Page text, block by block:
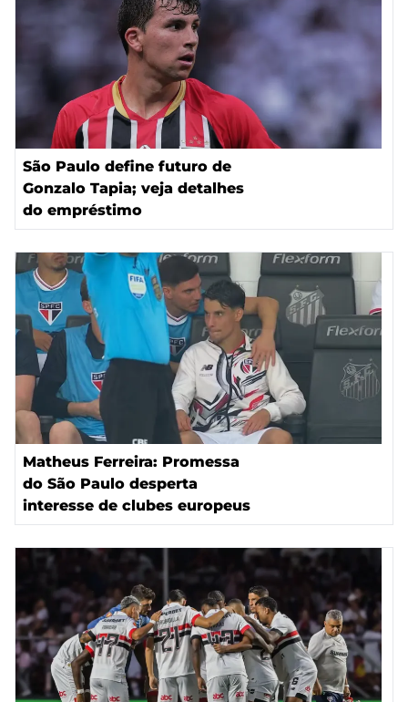
São Paulo define futuro de
Gonzalo Tapia; veja detalhes
do empréstimo
Matheus Ferreira: Promessa
do São Paulo desperta
interesse de clubes europeus